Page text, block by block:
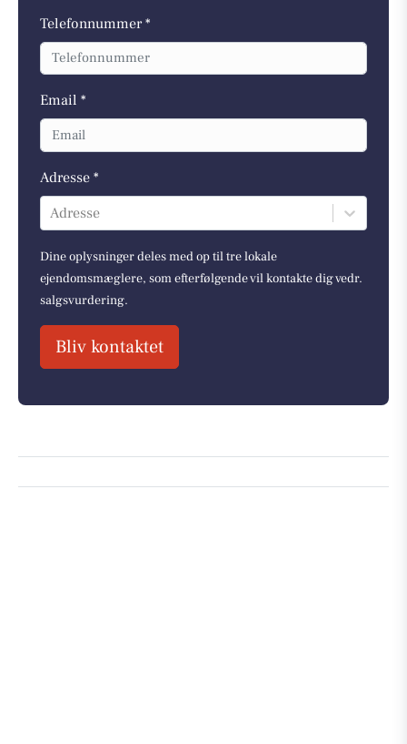
Telefonnummer *
Email *
Adresse *
Adresse
Dine oplysninger deles med op til tre lokale
ejendomsmæglere, som efterfølgende vil kontakte dig vedr.
salgsvurdering.
Bliv kontaktet